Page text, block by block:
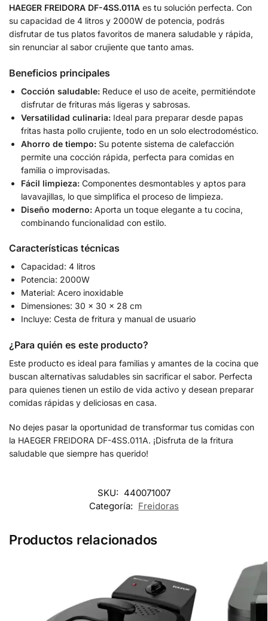
HAEGER FREIDORA DF-4SS.011A es tu solución perfecta. Con
su capacidad de 4 litros y 2000W de potencia, podrás
disfrutar de tus platos favoritos de manera saludable y rápida,
sin renunciar al sabor crujiente que tanto amas.
Beneficios principales
Cocción saludable: Reduce el uso de aceite, permitiéndote
disfrutar de frituras más ligeras y sabrosas.
Versatilidad culinaria: Ideal para preparar desde papas
fritas hasta pollo crujiente, todo en un solo electrodoméstico.
Ahorro de tiempo: Su potente sistema de calefacción
permite una cocción rápida, perfecta para comidas en
familia o improvisadas.
Fácil limpieza: Componentes desmontables y aptos para
lavavajillas, lo que simplifica el proceso de limpieza.
Diseño moderno: Aporta un toque elegante a tu cocina,
combinando funcionalidad con estilo.
Características técnicas
Capacidad: 4 litros
Potencia: 2000W
Material: Acero inoxidable
Dimensiones: 30 x 30 x 28 cm
Incluye: Cesta de fritura y manual de usuario
¿Para quién es este producto?
Este producto es ideal para familias y amantes de la cocina que
buscan alternativas saludables sin sacrificar el sabor. Perfecta
para quienes tienen un estilo de vida activo y desean preparar
comidas rápidas y deliciosas en casa.
No dejes pasar la oportunidad de transformar tus comidas con
la HAEGER FREIDORA DF-4SS.011A. ¡Disfruta de la fritura
saludable que siempre has querido!
SKU: 440071007
Categoría: Freidoras
Productos relacionados